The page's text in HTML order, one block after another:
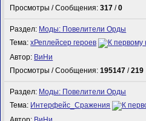
Просмотры / Сообщения:317 /0
Раздел: Моды: Повелители Орды
Тема:xРеплейсер героев
Автор: ВиНи
Просмотры / Сообщения:195147 /219
Раздел: Моды: Повелители Орды
Тема: Интерфейс_Сражения